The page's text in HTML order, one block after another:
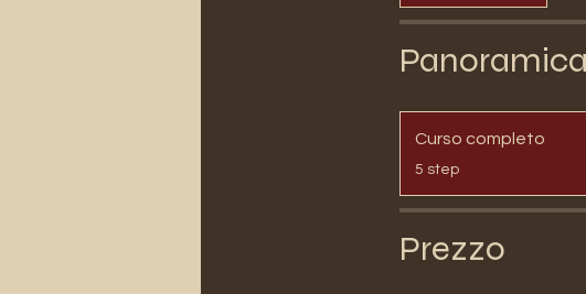
Panoramica
Curso completo
.5 step
Prezzo